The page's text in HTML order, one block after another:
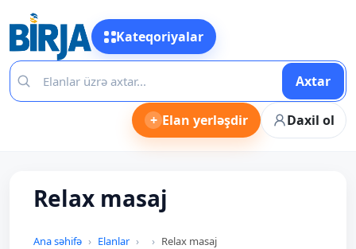
Kateqoriyalar
Axtar
+ Elan yerləşdir Daxil ol
Relax masaj
Ana səhifə Elanlar Relax masaj